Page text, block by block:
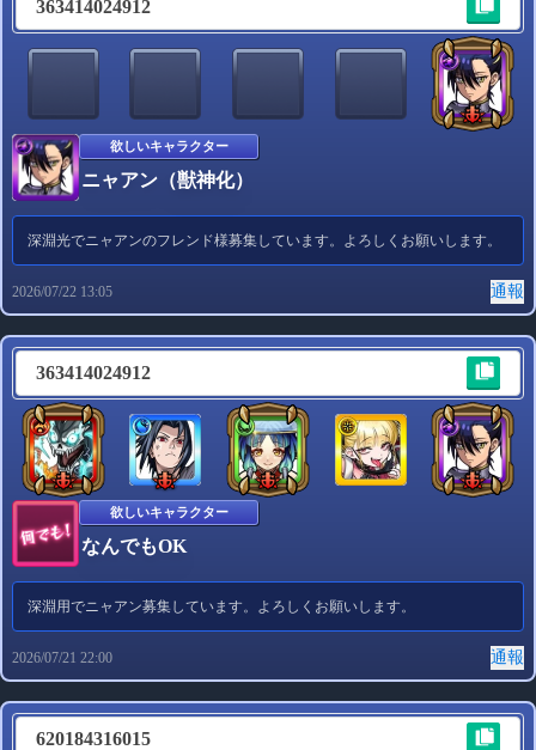
2026/08/08 07:27 通報
363414024912
欲しいキャラクター
ニャアン（獣神化）
深淵光でニャアンのフレンド様募集しています。よろしくお願いします。
2026/07/22 13:05 通報
363414024912
欲しいキャラクター
なんでもOK
深淵用でニャアン募集しています。よろしくお願いします。
2026/07/21 22:00 通報
620184316015